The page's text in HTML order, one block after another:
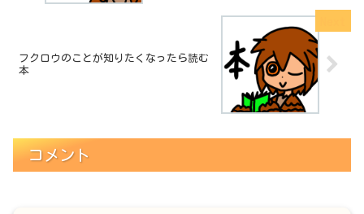
フクロウのことが知りたくなったら読む
本
コメント